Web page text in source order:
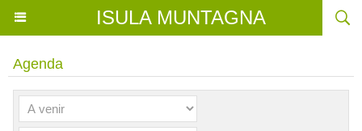
ISULA MUNTAGNA
Agenda